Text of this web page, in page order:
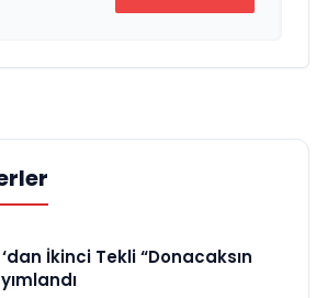
İkinci Tekli “Donacaksın